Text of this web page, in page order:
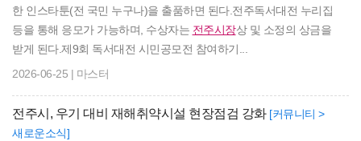
한 인스타툰(전 국민 누구나)을 출품하면 된다.전주독서대전 누리집
등을 통해 응모가 가능하며, 수상자는 전주시장상 및 소정의 상금을
받게 된다.제9회 독서대전 시민공모전 참여하기...
2026-06-25 | 마스터
전주시, 우기 대비 재해취약시설 현장점검 강화 [커뮤니티 >
새로운소식]